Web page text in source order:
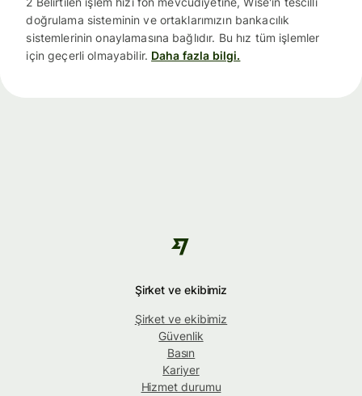
doğrulama sisteminin ve ortaklarımızın bankacılık
sistemlerinin onaylamasına bağlıdır. Bu hız tüm işlemler
için geçerli olmayabilir. Daha fazla bilgi.
Şirket ve ekibimiz
Şirket ve ekibimiz
Güvenlik
Basın
Kariyer
Hizmet durumu